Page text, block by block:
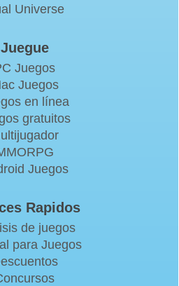
Universe
Juegue
Juegos
Juegos
en línea
gratuitos
Juegos
Rapidos
de juegos
para Juegos